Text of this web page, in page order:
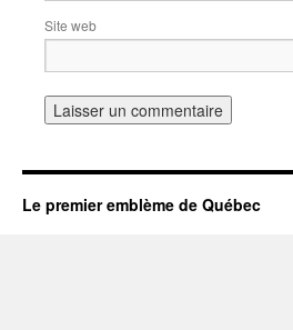
Site web
Le premier emblème de Québec